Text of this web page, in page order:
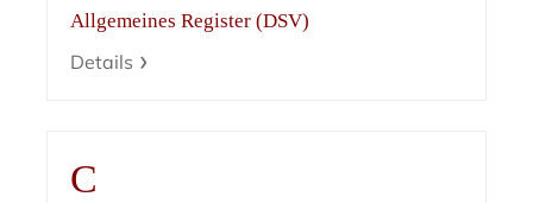
Allgemeines Register (DSV)
Details
C